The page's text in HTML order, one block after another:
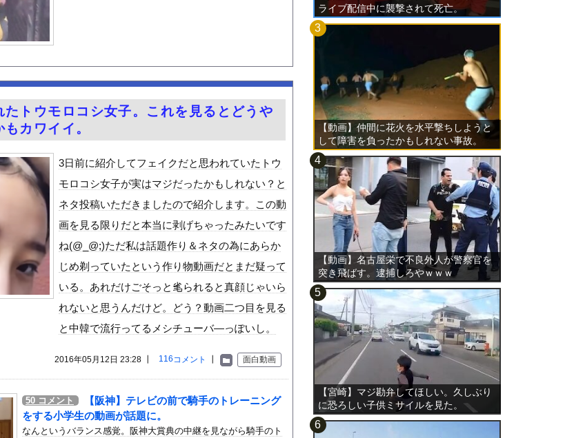
に物を投げるフリをする → 猫はこうなります…
ません」
らまさかの『こう』言われたんやがこれワイ詰みか？？？...
ィラインくっきり！！
咽び泣くｗｗｗ
める
て
想 再び集まる5人！最後のCR...
ク部品強度がこちらｗｗｗｗｗｗｗｗｗ
メイドすぎるｗｗｗｗｗｗｗｗ
ーン第4弾が始まったぞー！
けどどれがいいかな！？w
たら野生の炊飯器で草 ほか
おっぱいポロリ動画、何故か叩かれる・・・
、ついに発表される
ケンカを売った結果ｗｗｗ」 ほか
のメシｗｗｗｗｗｗｗｗ
をつけ脅迫、少女達はモップで…657人が死亡した韓...
「確信している」 …米共和党重鎮、マコール議員が表...
たトウモロコシ女子。これを見るとどうや
カワイイ。
3日前に紹介してフェイクだと思われていたトウ
モロコシ女子が実はマジだったかもしれない？と
ネタ投稿いただきましたので紹介します。この動
画を見る限りだと本当に剥げちゃったみたいです
ね(@_@;)ただ私は話題作り＆ネタの為にあらか
じめ剃っていたという作り物動画だとまだ疑って
いる。あれだけごそっと毟られると真顔じゃいら
れないと思うんだけど。どう？動画二つ目を見る
と中韓で流行ってるメシチューバ―っぽいし。
面白動画
116コメント
2016年05月12日 23:28 ┃
50 コメント
【阪神】テレビの前で騎手のトレーニング
をする小学生の動画が話題に。
なんというバランス感覚。阪神大賞典の中継を見ながら騎手のト
ライブ配信中に襲撃されて死亡。
【動画】仲間に花火を水平撃ちしようと
して障害を負ったかもしれない事故。
【動画】名古屋栄で不良外人が警察官を
突き飛ばす。逮捕しろやｗｗｗ
【宮崎】マジ勘弁してほしい。久しぶり
に恐ろしい子供ミサイルを見た。